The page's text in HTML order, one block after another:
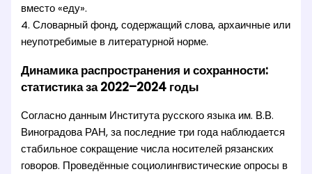
вместо «еду».
4. Словарный фонд, содержащий слова, архаичные или
неупотребимые в литературной норме.
Динамика распространения и сохранности:
статистика за 2022–2024 годы
Согласно данным Института русского языка им. В.В.
Виноградова РАН, за последние три года наблюдается
стабильное сокращение числа носителей рязанских
говоров. Проведённые социолингвистические опросы в